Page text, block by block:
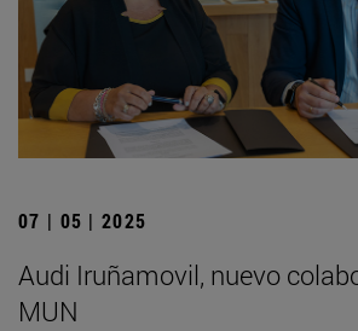
07 | 05 | 2025
Audi Iruñamovil, nuevo
MUN